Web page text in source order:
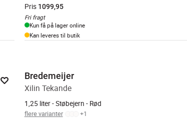
Pris 1099,95
Fri fragt
Kun få på lager online
Kan leveres til butik
Bredemeijer
Xilin Tekande
1,25 liter - Støbejern - Rød
flere varianter +1